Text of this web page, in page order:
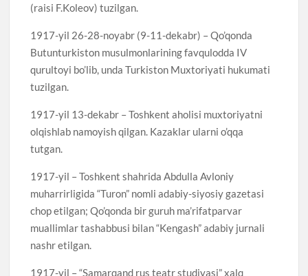
(raisi F.Koleov) tuzilgan.
1917-yil 26-28-noyabr (9-11-dekabr) – Qo’qonda
Butunturkiston musulmonlarining favqulodda IV
qurultoyi bo’lib, unda Turkiston Muxtoriyati hukumati
tuzilgan.
1917-yil 13-dekabr – Toshkent aholisi muxtoriyatni
olqishlab namoyish qilgan. Kazaklar ularni o’qqa
tutgan.
1917-yil – Toshkent shahrida Abdulla Avloniy
muharrirligida “Turon” nomli adabiy-siyosiy gazetasi
chop etilgan; Qo’qonda bir guruh ma’rifatparvar
muallimlar tashabbusi bilan “Kengash” adabiy jurnali
nashr etilgan.
1917-yil – “Samarqand rus teatr studiyasi” xalq